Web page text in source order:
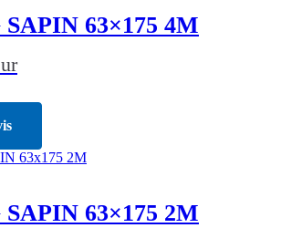
63×175 4M
63×175 2M